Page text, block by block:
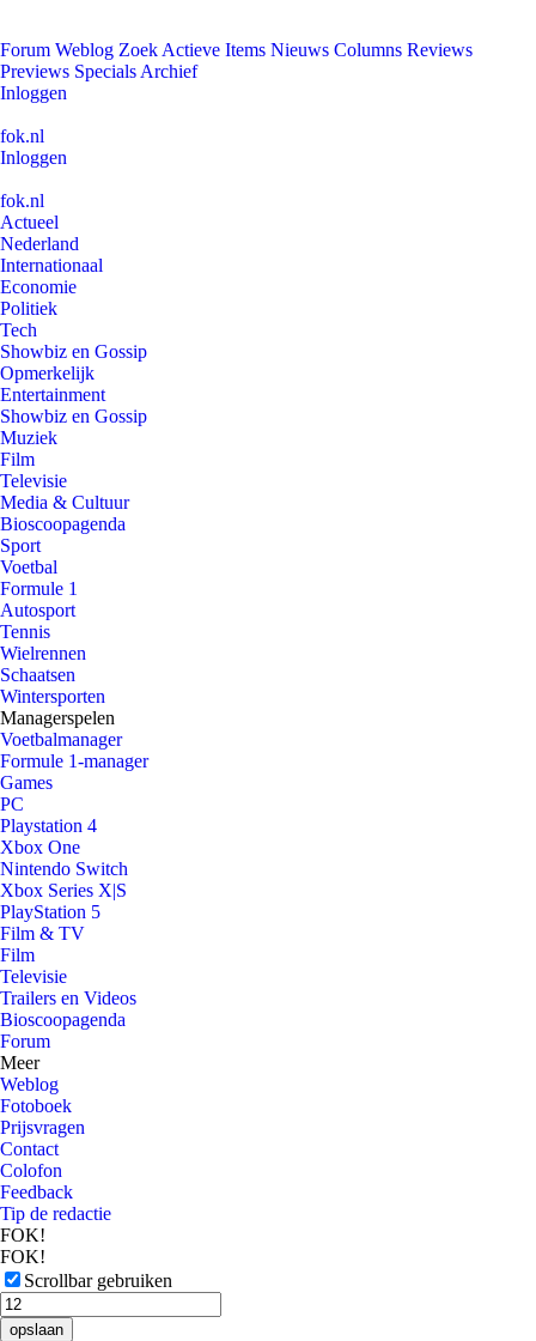
Forum Weblog Zoek Actieve Items Nieuws Columns Reviews
Previews Specials Archief
Inloggen
fok.nl
Inloggen
fok.nl
Actueel
Nederland
Internationaal
Economie
Politiek
Tech
Showbiz en Gossip
Opmerkelijk
Entertainment
Showbiz en Gossip
Muziek
Film
Televisie
Media & Cultuur
Bioscoopagenda
Sport
Voetbal
Formule 1
Autosport
Tennis
Wielrennen
Schaatsen
Wintersporten
Managerspelen
Voetbalmanager
Formule 1-manager
Games
PC
Playstation 4
Xbox One
Nintendo Switch
Xbox Series X|S
PlayStation 5
Film & TV
Film
Televisie
Trailers en Videos
Bioscoopagenda
Forum
Meer
Weblog
Fotoboek
Prijsvragen
Contact
Colofon
Feedback
Tip de redactie
FOK!
FOK!
Scrollbar gebruiken
opslaan